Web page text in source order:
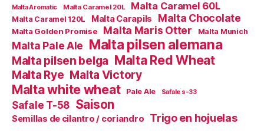
Malta Aromatic Malta Caramel 20L Malta Caramel 60L
Malta Caramel 120L Malta Carapils Malta Chocolate
Malta Golden Promise Malta Maris Otter Malta Munich
Malta Pale Ale Malta pilsen alemana
Malta pilsen belga Malta Red Wheat
Malta Rye Malta Victory
Malta white wheat Pale Ale Safale s-33
Safale T-58 Saison
Semillas de cilantro / coriandro Trigo en hojuelas